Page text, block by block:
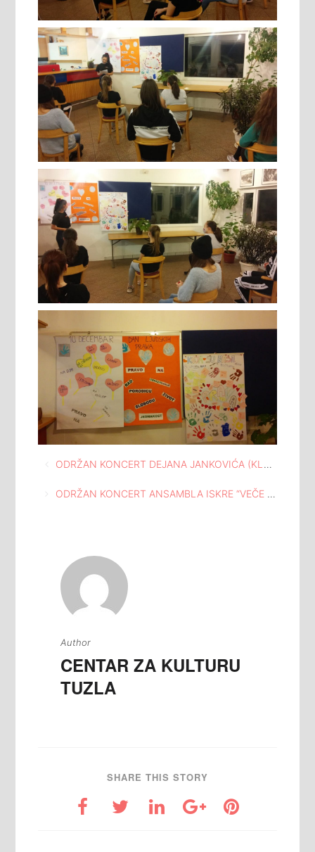
Navigacija
članaka
ODRŽAN KONCERT DEJANA JANKOVIĆA (KLAVIR) U MEĐUNARODNOJ GALERIJI PORTRETA TUZLA
ODRŽAN KONCERT ANSAMBLA ISKRE “VEČE EVERGRINA U KUĆI I ATELJEU ISMET MUJEZINOVIĆ TUZLA
Author
CENTAR ZA KULTURU
TUZLA
SHARE THIS STORY